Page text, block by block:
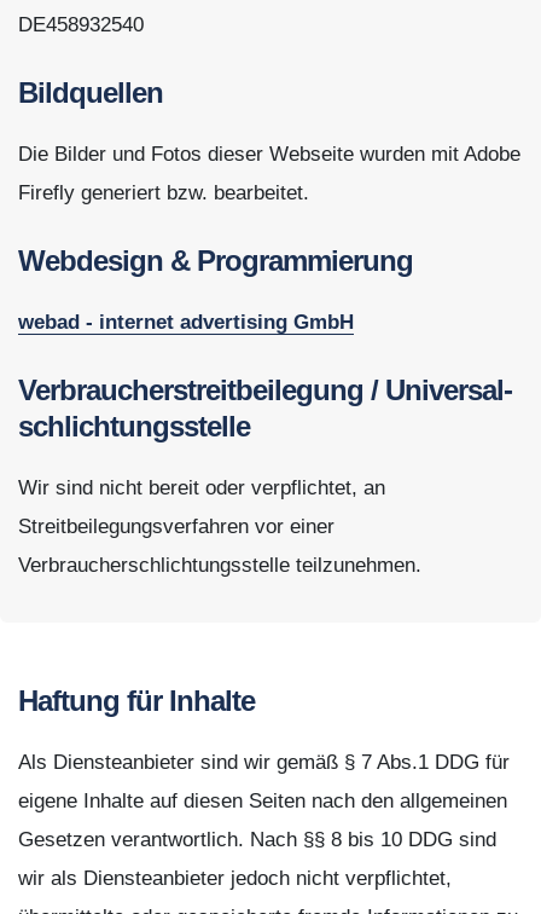
DE458932540
Bildquellen
Die Bilder und Fotos dieser Webseite wurden mit Adobe
Firefly generiert bzw. bearbeitet.
Webdesign & Programmierung
webad - internet advertising GmbH
Verbraucher­streit­beilegung / Universal­
schlichtungs­stelle
Wir sind nicht bereit oder verpflichtet, an
Streitbeilegungsverfahren vor einer
Verbraucherschlichtungsstelle teilzunehmen.
Haftung für Inhalte
Als Diensteanbieter sind wir gemäß § 7 Abs.1 DDG für
eigene Inhalte auf diesen Seiten nach den allgemeinen
Gesetzen verantwortlich. Nach §§ 8 bis 10 DDG sind
wir als Diensteanbieter jedoch nicht verpflichtet,